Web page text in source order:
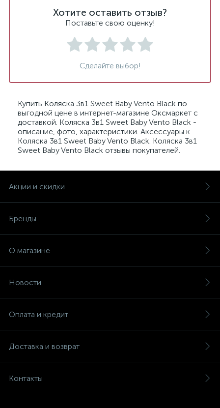
Хотите оставить отзыв?
Поставьте свою оценку!
Сделайте выбор!
Купить Коляска 3в1 Sweet Baby Vento Black по
выгодной цене в интернет-магазине Оксмаркет с
доставкой. Коляска 3в1 Sweet Baby Vento Black -
описание, фото, характеристики. Аксессуары к
Коляска 3в1 Sweet Baby Vento Black. Коляска 3в1
Sweet Baby Vento Black отзывы покупателей.
Акции и скидки
Бренды
О магазине
Новости
Оплата и кредит
Доставка и возврат
Контакты